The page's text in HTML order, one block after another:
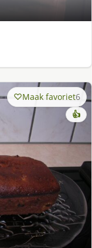
Maak favoriet6
👍